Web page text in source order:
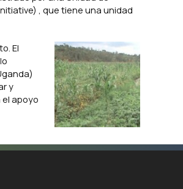
, que tiene una unidad
El
y
el apoyo